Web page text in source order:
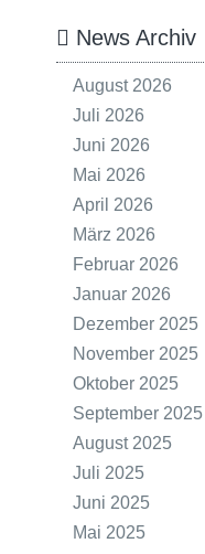
News Archiv
August 2026
Juli 2026
Juni 2026
Mai 2026
April 2026
März 2026
Februar 2026
Januar 2026
Dezember 2025
November 2025
Oktober 2025
September 2025
August 2025
Juli 2025
Juni 2025
Mai 2025